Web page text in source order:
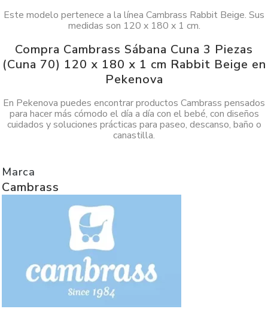
Este modelo pertenece a la línea Cambrass Rabbit Beige. Sus
medidas son 120 x 180 x 1 cm.
Compra Cambrass Sábana Cuna 3 Piezas
(Cuna 70) 120 x 180 x 1 cm Rabbit Beige en
Pekenova
En Pekenova puedes encontrar productos Cambrass pensados
para hacer más cómodo el día a día con el bebé, con diseños
cuidados y soluciones prácticas para paseo, descanso, baño o
canastilla.
Marca
Cambrass